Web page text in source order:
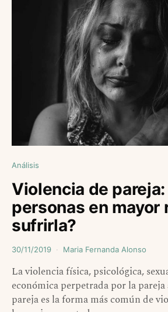
Análisis
Violencia de
personas en mayor
sufrirla?
30/11/2019 Maria Fernanda Alonso
La violencia física, psicológica,
económica perpetrada por la pareja
pareja es la forma más común de